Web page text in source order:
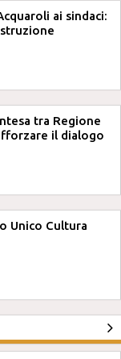
ai sindaci:
tra Regione
il dialogo
Unico Cultura